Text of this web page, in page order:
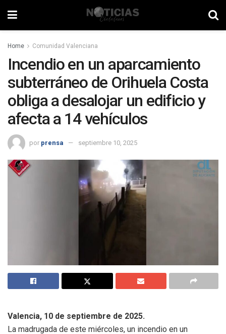
Home Comunidad Valenciana
Incendio en un aparcamiento
subterráneo de Orihuela Costa
obliga a desalojar un edificio y
afecta a 14 vehículos
por prensa septiembre 10, 2025
Valencia, 10 de septiembre de 2025.
La madrugada de este miércoles, un incendio en un